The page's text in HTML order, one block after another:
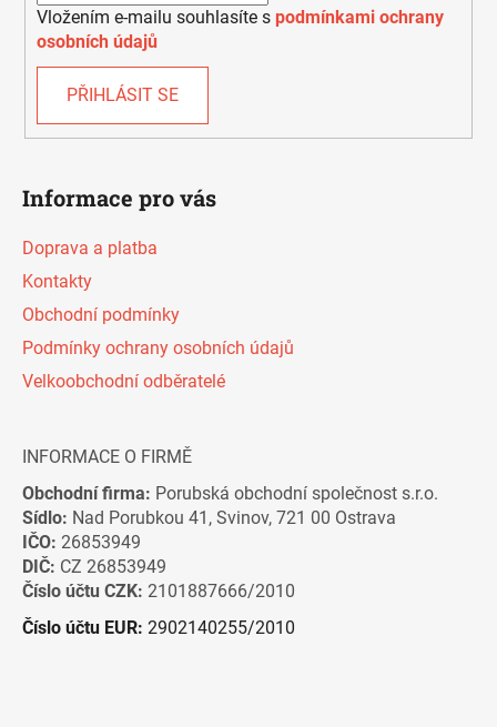
k
i
Vložením e-mailu souhlasíte s podmínkami ochrany
osobních údajů
PŘIHLÁSIT SE
Informace pro vás
Doprava a platba
Kontakty
Obchodní podmínky
Podmínky ochrany osobních údajů
Velkoobchodní odběratelé
INFORMACE O FIRMĚ
Obchodní firma: Porubská obchodní společnost s.r.o.
Sídlo: Nad Porubkou 41, Svinov, 721 00 Ostrava
IČO: 26853949
DIČ: CZ 26853949
Číslo účtu CZK: 2101887666/2010
Číslo účtu EUR: 2902140255/2010